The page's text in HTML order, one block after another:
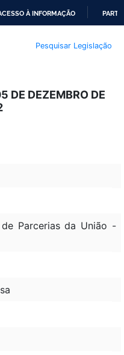
À INFORMAÇÃO
Pesquisar Legislação
DE DEZEMBRO DE
Parcerias da União -